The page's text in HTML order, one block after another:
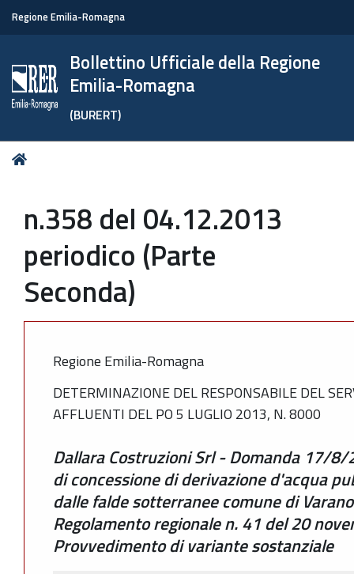
Regione Emilia-Romagna
Bollettino Ufficiale della Regione
Emilia-Romagna
(BURERT)
Tu
n.358 del 04.12.2013
periodico (Parte
Seconda)
Regione Emilia-Romagna
DETERMINAZIONE DEL RESPONSABILE DEL
AFFLUENTI DEL PO 5 LUGLIO 2013, N. 8000
Dallara Costruzioni Srl - Domanda 17/
di concessione di derivazione d'acqua
dalle falde sotterranee comune di
Regolamento regionale n. 41 del 20
Provvedimento di variante sostanziale